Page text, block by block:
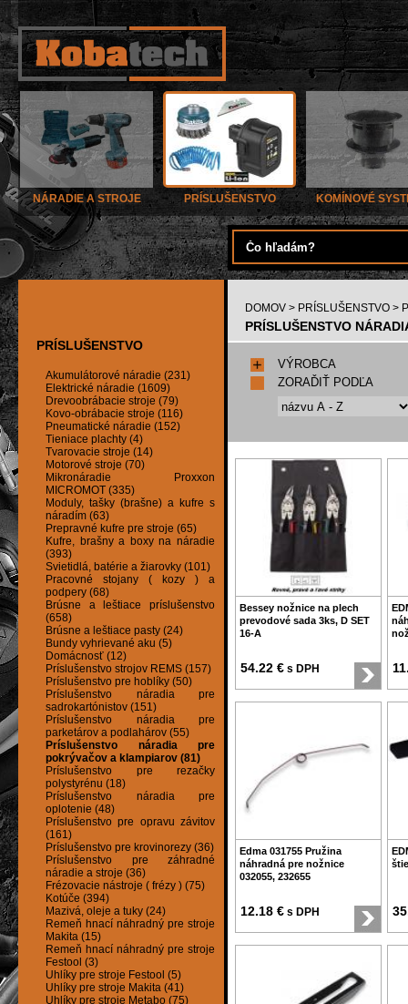
NÁRADIE A STROJE PRÍSLUŠENSTVO KOMÍNOVÉ
PRÍSLUŠENSTVO
Akumulátorové náradie (231)
Elektrické náradie (1609)
Drevoobrábacie stroje (79)
Kovo-obrábacie stroje (116)
Pneumatické náradie (152)
Tieniace plachty (4)
Tvarovacie stroje (14)
Motorové stroje (70)
Mikronáradie Proxxon
MICROMOT (335)
Moduly, tašky (brašne) a kufre s
náradím (63)
Prepravné kufre pre stroje (65)
Kufre, brašny a boxy na náradie
(393)
Svietidlá, batérie a žiarovky (101)
Pracovné stojany ( kozy ) a
podpery (68)
Brúsne a leštiace príslušenstvo
(658)
Brúsne a leštiace pasty (24)
Bundy vyhrievané aku (5)
Domácnosť (12)
Príslušenstvo strojov REMS (157)
Príslušenstvo pre hoblíky (50)
Príslušenstvo náradia pre
sadrokartónistov (151)
Príslušenstvo náradia pre
parketárov a podlahárov (55)
Príslušenstvo náradia pre
pokrývačov a klampiarov (81)
Príslušenstvo pre rezačky
polystyrénu (18)
Príslušenstvo náradia pre
oplotenie (48)
Príslušenstvo pre opravu závitov
(161)
Príslušenstvo pre krovinorezy (36)
Príslušenstvo pre záhradné
náradie a stroje (36)
Frézovacie nástroje ( frézy ) (75)
Kotúče (394)
Mazivá, oleje a tuky (24)
Remeň hnací náhradný pre stroje
Makita (15)
Remeň hnací náhradný pre stroje
Festool (3)
Uhlíky pre stroje Festool (5)
Uhlíky pre stroje Makita (41)
Uhlíky pre stroje Metabo (75)
DOMOV > PRÍSLUŠENSTVO >
PRÍSLUŠENSTVO
VÝROBCA
ZORAĎIŤ PODĽA
Bessey nožnice na plech
prevodové sada 3ks, D SET
16-A
54.22 € s DPH
Edma 031755 Pružina
náhradná pre nožnice
032055, 232655
12.18 € s DPH